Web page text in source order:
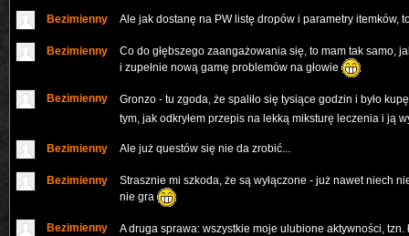
Bezimienny Ale jak dostanę na PW listę dropów i parametry itemków,
Bezimienny
Co do głębszego zaangażowania się, to mam tak samo,
i zupełnie nową gamę problemów na głowie
Bezimienny
Gronzo - tu zgoda, że spaliło się tysiące godzin i było
tym, jak odkryłem przepis na lekką miksturę leczenia i ją
Bezimienny Ale już questów się nie da zrobić...
Bezimienny
Strasznie mi szkoda, że są wyłączone - już nawet niech
nie gra
Bezimienny A druga sprawa: wszystkie moje ulubione aktywności,